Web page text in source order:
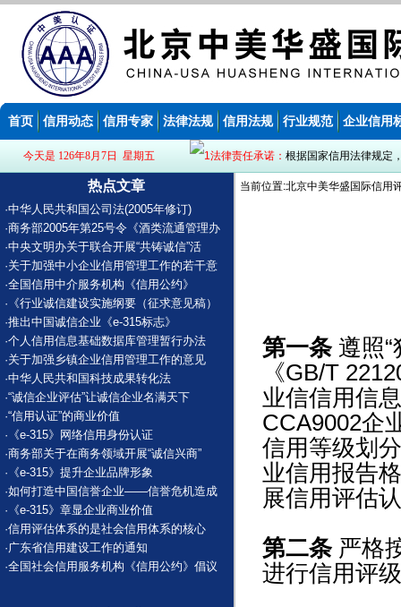
首页 信用动态 信用专家 法律法规 信用法规 行业规范 企业信用
今天是 126年8月7日 星期五 法律责任承诺： 根据国家信用法律规定
热点文章
·中华人民共和国公司法(2005年修订)
·商务部2005年第25号令《酒类流通管理办
·中央文明办关于联合开展“共铸诚信”活
·关于加强中小企业信用管理工作的若干意
·全国信用中介服务机构《信用公约》
· 《行业诚信建设实施纲要（征求意见稿）
·推出中国诚信企业《e-315标志》
·个人信用信息基础数据库管理暂行办法
·关于加强乡镇企业信用管理工作的意见
·中华人民共和国科技成果转化法
·“诚信企业评估”让诚信企业名满天下
·“信用认证”的商业价值
· 《e-315》网络信用身份认证
·商务部关于在商务领域开展“诚信兴商”
· 《e-315》提升企业品牌形象
·如何打造中国信誉企业——信誉危机造成
· 《e-315》章显企业商业价值
·信用评估体系的是社会信用体系的核心
·广东省信用建设工作的通知
·全国社会信用服务机构《信用公约》倡议
当前位置:北京中美华盛国际信用
第一条遵照“
《GB/T
业信信用信
CCA9002企
信用等级划
业信用报告
展信用评估
第二条严格
进行信用评